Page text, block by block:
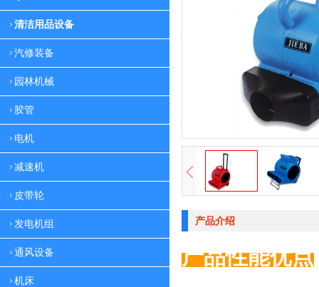
清洁用品设备
汽修装备
园林机械
胶管
电机
减速机
皮带轮
发电机组
通风设备
机床
产品介绍
产品性能优点